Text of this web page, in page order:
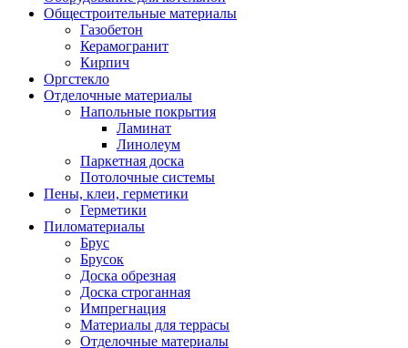
Общестроительные материалы
Газобетон
Керамогранит
Кирпич
Оргстекло
Отделочные материалы
Напольные покрытия
Ламинат
Линолеум
Паркетная доска
Потолочные системы
Пены, клеи, герметики
Герметики
Пиломатериалы
Брус
Брусок
Доска обрезная
Доска строганная
Импрегнация
Материалы для террасы
Отделочные материалы